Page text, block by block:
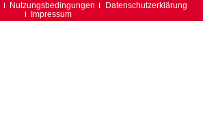
Nutzungsbedingungen
Datenschutzerklärung
Impressum